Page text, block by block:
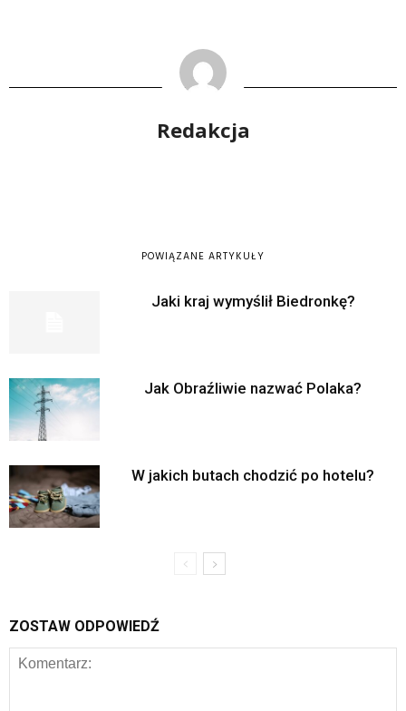
Redakcja
POWIĄZANE ARTYKUŁY
Jaki kraj wymyślił Biedronkę?
Jak Obraźliwie nazwać Polaka?
W jakich butach chodzić po hotelu?
ZOSTAW ODPOWIEDŹ